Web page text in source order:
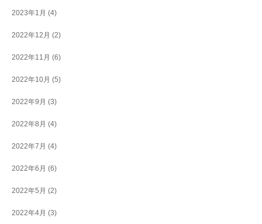
2023年1月 (4)
2022年12月 (2)
2022年11月 (6)
2022年10月 (5)
2022年9月 (3)
2022年8月 (4)
2022年7月 (4)
2022年6月 (6)
2022年5月 (2)
2022年4月 (3)